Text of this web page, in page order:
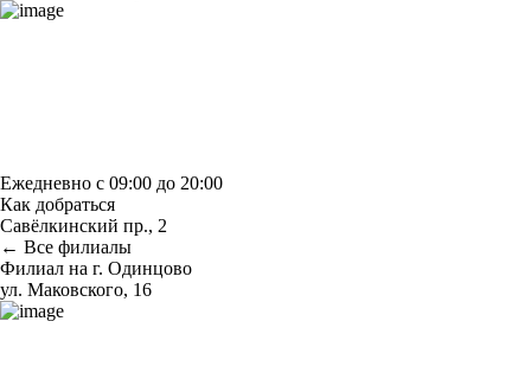
Ежедневно с 09:00 до 20:00
Как добраться
Савёлкинский пр., 2
← Все филиалы
Филиал на г. Одинцово
ул. Маковского, 16